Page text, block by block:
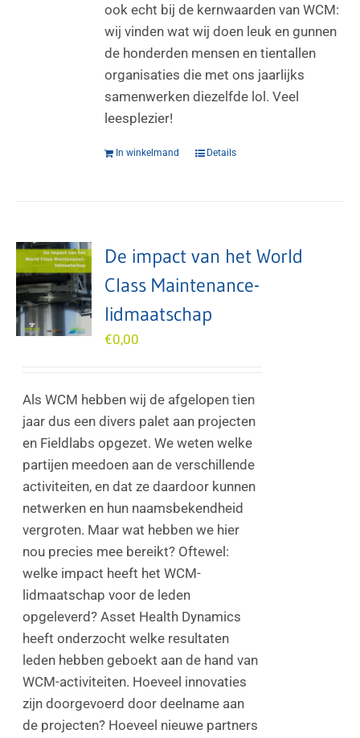
ook echt bij de kernwaarden van WCM:
wij vinden wat wij doen leuk en gunnen
de honderden mensen en tientallen
organisaties die met ons jaarlijks
samenwerken diezelfde lol. Veel
leesplezier!
In winkelmand Details
De impact van het World
Class Maintenance-
lidmaatschap
€0,00
Als WCM hebben wij de afgelopen tien
jaar dus een divers palet aan projecten
en Fieldlabs opgezet. We weten welke
partijen meedoen aan de verschillende
activiteiten, en dat ze daardoor kunnen
netwerken en hun naamsbekendheid
vergroten. Maar wat hebben we hier
nou precies mee bereikt? Oftewel:
welke impact heeft het WCM-
lidmaatschap voor de leden
opgeleverd? Asset Health Dynamics
heeft onderzocht welke resultaten
leden hebben geboekt aan de hand van
WCM-activiteiten. Hoeveel innovaties
zijn doorgevoerd door deelname aan
de projecten? Hoeveel nieuwe partners